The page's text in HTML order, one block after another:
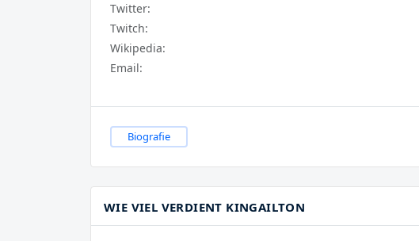
Twitter:
Twitch:
Wikipedia:
Email:
Biografie
WIE VIEL VERDIENT KINGAILTON